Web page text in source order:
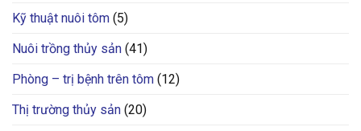
Kỹ thuật nuôi tôm (5)
Nuôi trồng thủy sản (41)
Phòng – trị bệnh trên tôm (12)
Thị trường thủy sản (20)